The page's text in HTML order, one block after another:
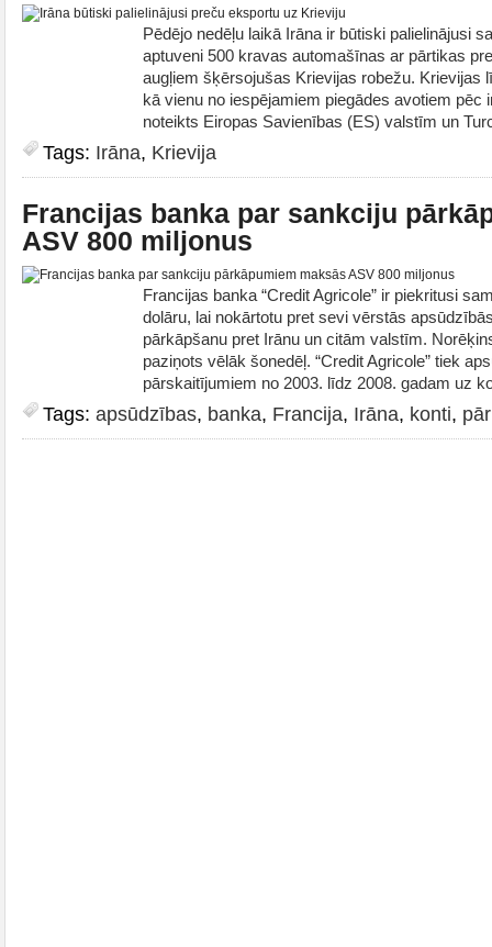
Pēdējo nedēļu laikā Irāna ir būtiski palielinājusi
aptuveni 500 kravas automašīnas ar pārtikas
augļiem šķērsojušas Krievijas robežu. Krievijas
kā vienu no iespējamiem piegādes avotiem pēc
noteikts Eiropas Savienības (ES) valstīm un
Tags: Irāna, Krievija
Francijas banka par sankciju
ASV 800 miljonus
Francijas banka “Credit Agricole” ir piekritusi
dolāru, lai nokārtotu pret sevi vērstās
pārkāpšanu pret Irānu un citām valstīm.
paziņots vēlāk šonedēļ. “Credit Agricole” tiek
pārskaitījumiem no 2003. līdz 2008. gadam uz
Tags: apsūdzības, banka, Francija, Irāna, konti,